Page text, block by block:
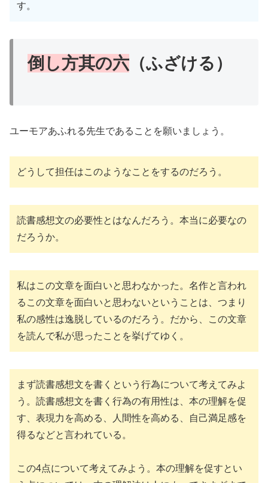
す。
倒し方其の六 （ふざける）
ユーモアあふれる先生であることを願いましょう。
どうして担任はこのようなことをするのだろう。
読書感想文の必要性とはなんだろう。本当に必要なの
だろうか。
私はこの文章を面白いと思わなかった。名作と言われ
るこの文章を面白いと思わないということは、つまり
私の感性は逸脱しているのだろう。だから、この文章
を読んで私が思ったことを挙げてゆく。
まず読書感想文を書くという行為について考えてみよ
う。読書感想文を書く行為の有用性は、本の理解を促
す、表現力を高める、人間性を高める、自己満足感を
得るなどと言われている。
この4点について考えてみよう。本の理解を促すとい